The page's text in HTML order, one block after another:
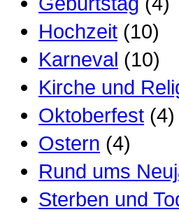
Hochzeit (10)
Karneval (10)
Kirche und
Oktoberfest (4)
Ostern (4)
Rund ums
Sterben und